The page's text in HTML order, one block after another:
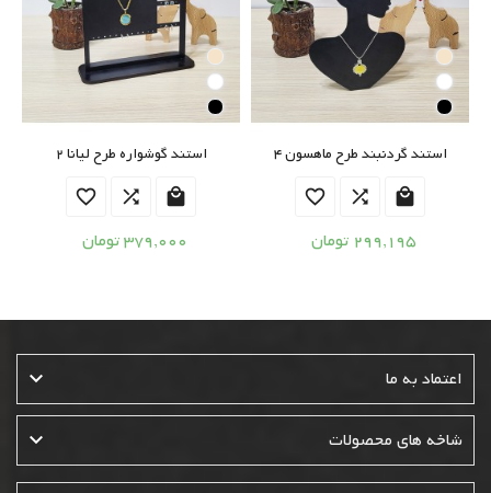
استند گوشواره طرح لیانا 2



379,000 تومان
استند گردنبند طرح ماهسون 4



299,195 تومان
اعتماد به ما 
شاخه های محصولات 